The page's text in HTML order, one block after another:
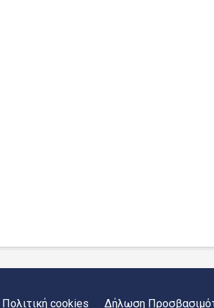
Πολιτική cookies Δήλωση